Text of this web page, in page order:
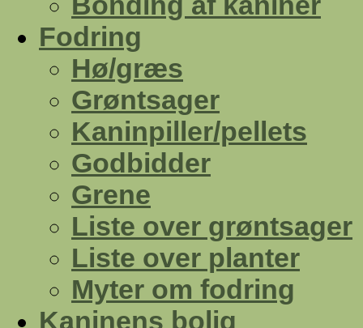
Fodring
Hø/græs
Grøntsager
Kaninpiller/pellets
Godbidder
Grene
Liste over grøntsager
Liste over planter
Myter om fodring
Kaninens bolig